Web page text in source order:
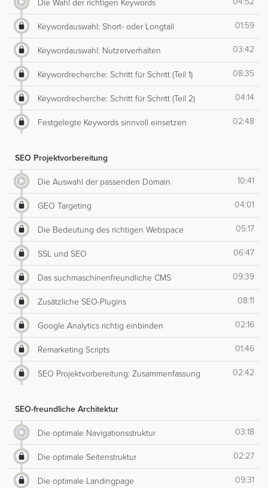
Die Wahl der richtigen Keywords
Keywordauswahl: Short- oder Longtail 01:59
Keywordauswahl: Nutzerverhalten 03:42
Keywordrecherche: Schritt für Schritt (Teil 1) 08:35
Keywordrecherche: Schritt für Schritt (Teil 2) 04:14
Festgelegte Keywords sinnvoll einsetzen 02:48
SEO Projektvorbereitung
Die Auswahl der passenden Domain 10:41
GEO Targeting 04:01
Die Bedeutung des richtigen Webspace 05:17
SSL und SEO 06:47
Das suchmaschinenfreundliche CMS 09:39
Zusätzliche SEO-Plugins 08:11
Google Analytics richtig einbinden 02:16
Remarketing Scripts 01:46
SEO Projektvorbereitung: Zusammenfassung 02:42
SEO-freundliche Architektur
Die optimale Navigationsstruktur 03:18
Die optimale Seitenstruktur 02:27
Die optimale Landingpage 09:31